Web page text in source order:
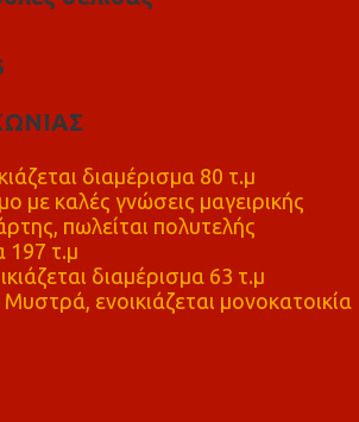
διαμέρισμα 80 τ.μ
με καλές γνώσεις μαγειρικής
πωλείται πολυτελής
197 τ.μ
διαμέρισμα 63 τ.μ
Μυστρά, ενοικιάζεται μονοκατοικία